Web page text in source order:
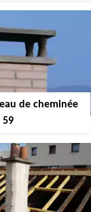
de cheminée
59